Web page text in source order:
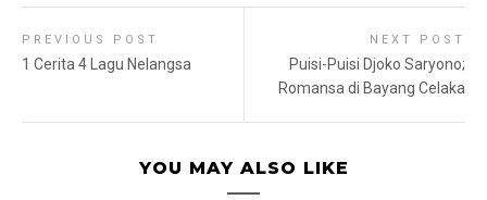
PREVIOUS POST
1 Cerita 4 Lagu Nelangsa
NEXT POST
Puisi-Puisi Djoko Saryono;
Romansa di Bayang Celaka
YOU MAY ALSO LIKE